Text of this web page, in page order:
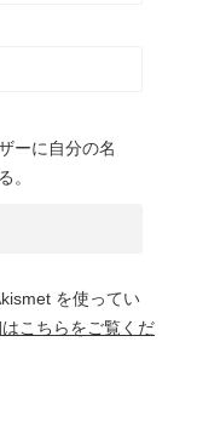
ーに自分の名
。
を使ってい
こちらをご覧くだ